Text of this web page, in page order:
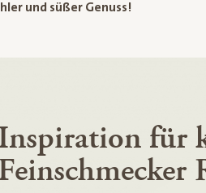
und süßer Genuss!
für